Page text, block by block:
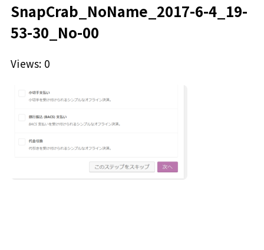
SnapCrab_NoName_2017-6-4_19-
53-30_No-00
Views: 0